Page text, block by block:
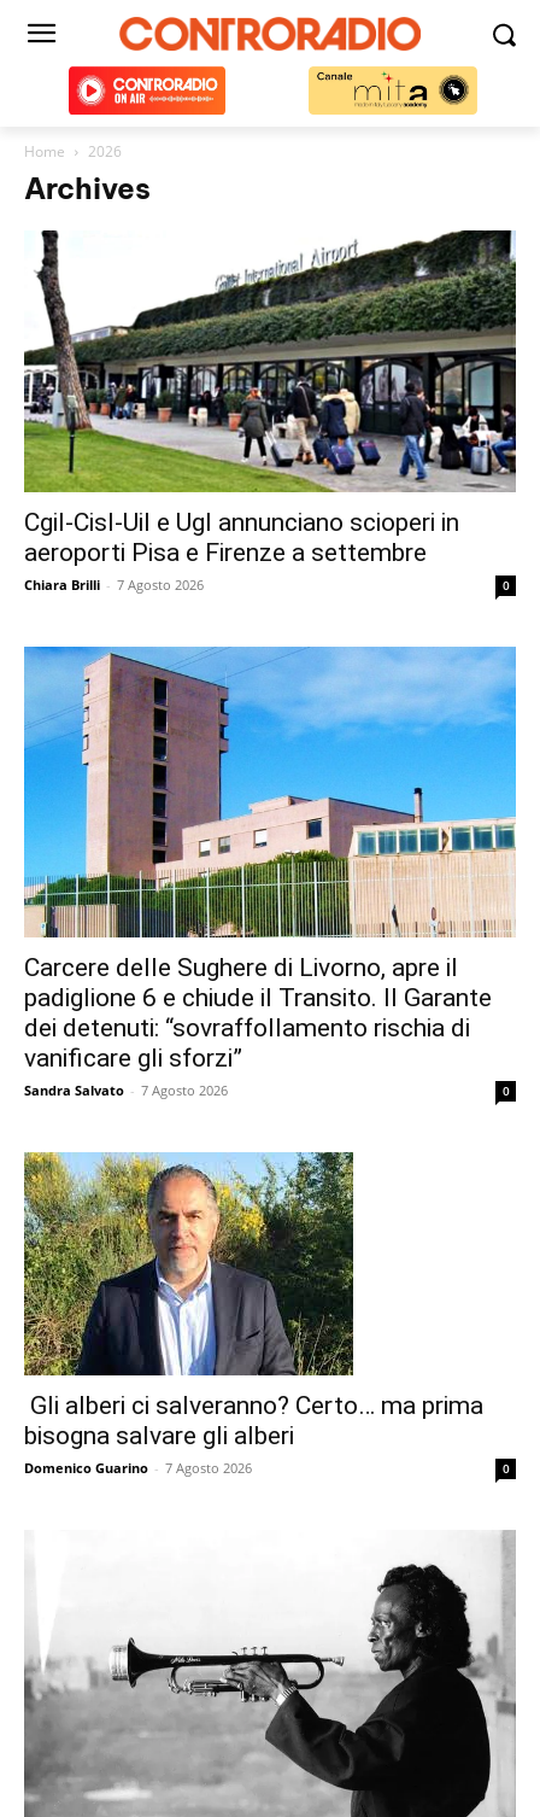
Home 2026
Archives
Cgil-Cisl-Uil e Ugl annunciano scioperi in
aeroporti Pisa e Firenze a settembre
Chiara Brilli - 7 Agosto 2026 0
Carcere delle Sughere di Livorno, apre il
padiglione 6 e chiude il Transito. Il Garante
dei detenuti: “sovraffollamento rischia di
vanificare gli sforzi”
Sandra Salvato - 7 Agosto 2026 0
Gli alberi ci salveranno? Certo… ma prima
bisogna salvare gli alberi
Domenico Guarino - 7 Agosto 2026 0